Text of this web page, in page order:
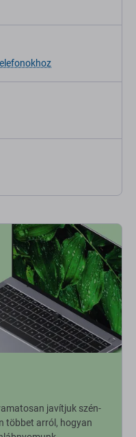
javítjuk szén-
többet arról, hogyan